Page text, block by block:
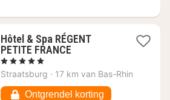
Hôtel & Spa RÉGENT
PETITE FRANCE1
vanaf
756
, 5 Sterren
Straatsburg · 17 km van Bas-Rhin
Ontgrendel korting